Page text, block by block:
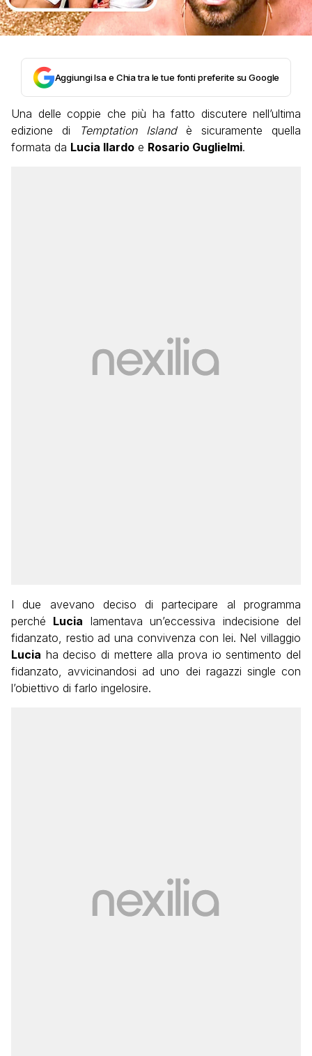
Aggiungi Isa e Chia tra le tue fonti preferite su Google
Una delle coppie che più ha fatto discutere nell’ultima
edizione di
Temptation Islandè sicuramente quella
formata da Lucia Ilardo e Rosario Guglielmi.
I due avevano deciso di partecipare al programma
perché Lucia lamentava un’eccessiva indecisione del
fidanzato, restio ad una convivenza con lei. Nel villaggio
Lucia ha deciso di mettere alla prova io sentimento del
fidanzato, avvicinandosi ad uno dei ragazzi single con
l’obiettivo di farlo ingelosire.